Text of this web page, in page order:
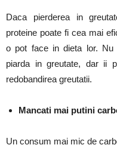
Daca pierderea in
proteine poate fi cea mai
o pot face in dieta lor. Nu
piarda in greutate, dar ii
redobandirea greutatii.
Mancati mai putini
Un consum mai mic de